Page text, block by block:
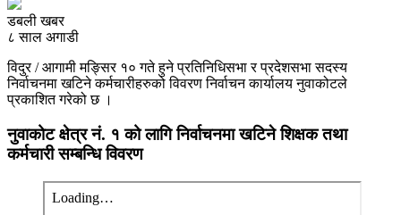
डबली खबर
८ साल अगाडी
विदुर / आगामी मङ्सिर १० गते हुने प्रतिनिधिसभा र प्रदेशसभा सदस्य
निर्वाचनमा खटिने कर्मचारीहरुको विवरण निर्वाचन कार्यालय नुवाकोटले
प्रकाशित गरेको छ ।
नुवाकोट क्षेत्र नं. १ को लागि निर्वाचनमा खटिने शिक्षक तथा
कर्मचारी सम्बन्धि विवरण